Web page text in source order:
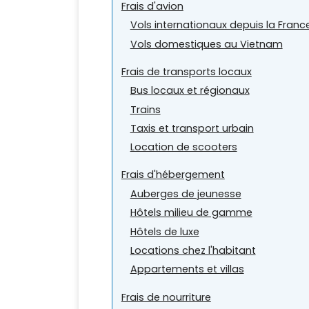
Frais d'avion
Vols internationaux depuis la
Vols domestiques au Vietnam
Frais de transports locaux
Bus locaux et régionaux
Trains
Taxis et transport urbain
Location de scooters
Frais d'hébergement
Auberges de jeunesse
Hôtels milieu de gamme
Hôtels de luxe
Locations chez l'habitant
Appartements et villas
Frais de nourriture